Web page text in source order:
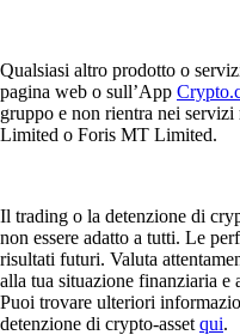
Qualsiasi altro prodotto o
pagina web o sull’App
gruppo e non rientra nei
Limited o Foris MT Limited.
Il trading o la detenzione di
non essere adatto a tutti. Le
risultati futuri. Valuta
alla tua situazione finanziaria
Puoi trovare ulteriori
detenzione di crypto-asset qui.